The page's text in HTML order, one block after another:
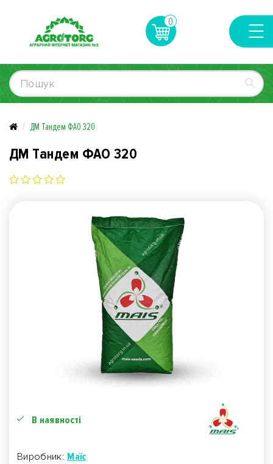
0
ДМ Тандем ФАО 320
ДМ Тандем ФАО 320
В наявності
Виробник: Маїс